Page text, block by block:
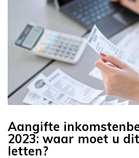
Aangifte
2023: waar moet u
letten?